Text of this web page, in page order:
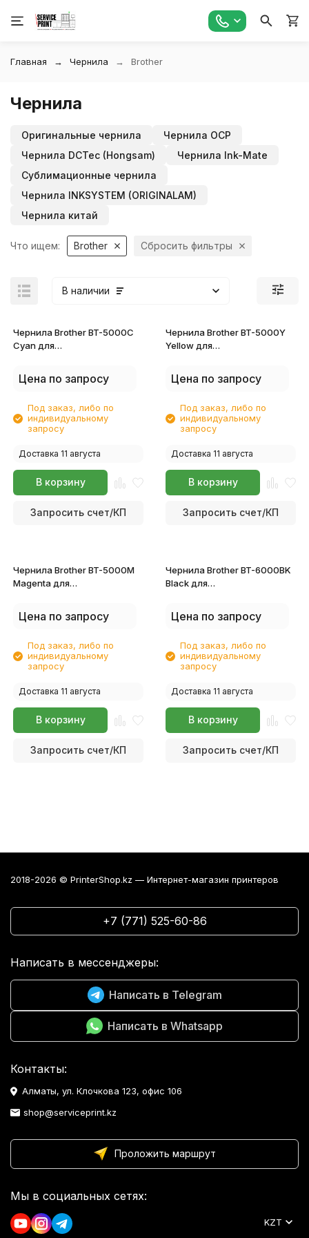
Главная Чернила Brother
Чернила
Оригинальные чернила
Чернила OCP
Чернила DCTec (Hongsam)
Чернила Ink-Mate
Сублимационные чернила
Чернила INKSYSTEM (ORIGINALAM)
Чернила китай
Что ищем: Brother Сбросить фильтры
В наличии
Чернила Brother BT-5000C
Cyan для
Цена по запросу
Под заказ, либо по
индивидуальному
запросу
Доставка 11 августа
В корзину
Запросить счет/КП
Чернила Brother BT-5000Y
Yellow для
Цена по запросу
Под заказ, либо по
индивидуальному
запросу
Доставка 11 августа
В корзину
Запросить счет/КП
Чернила Brother BT-5000M
Magenta для
Цена по запросу
Под заказ, либо по
индивидуальному
запросу
Доставка 11 августа
В корзину
Запросить счет/КП
Чернила Brother BT-6000BK
Black для
Цена по запросу
Под заказ, либо по
индивидуальному
запросу
Доставка 11 августа
В корзину
Запросить счет/КП
2018-2026 © PrinterShop.kz — Интернет-магазин принтеров
+7 (771) 525-60-86
Написать в мессенджеры:
Написать в Telegram
Написать в Whatsapp
Контакты:
Алматы, ул. Клочкова 123, офис 106
shop@serviceprint.kz
Проложить маршрут
Мы в социальных сетях:
KZT